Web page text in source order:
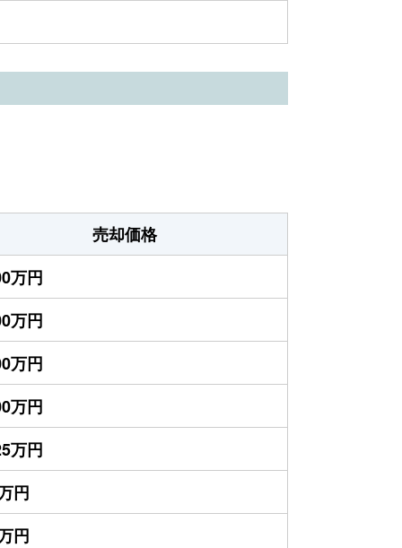
売却価格
万円
万円
万円
万円
万円
円
円